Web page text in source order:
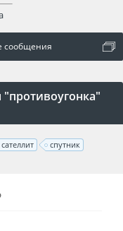
сообщения
сателлит
спутник
оват
ься